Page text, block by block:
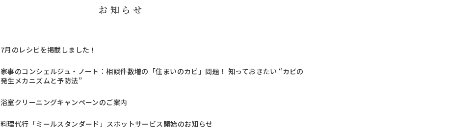
お知らせ
7月のレシピを掲載しました！
家事のコンシェルジュ・ノート：相談件数増の「住まいのカビ」問題！ 知っておきたい “カビの
発生メカニズムと予防法”
浴室クリーニングキャンペーンのご案内
料理代行「ミールスタンダード」スポットサービス開始のお知らせ